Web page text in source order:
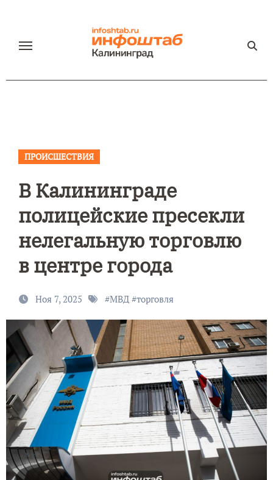
содержанию
ПРОИСШЕСТВИЯ
В Калининграде
полицейские пресекли
нелегальную торговлю
в центре города
Ноя 7, 2025 #МВД#торговля